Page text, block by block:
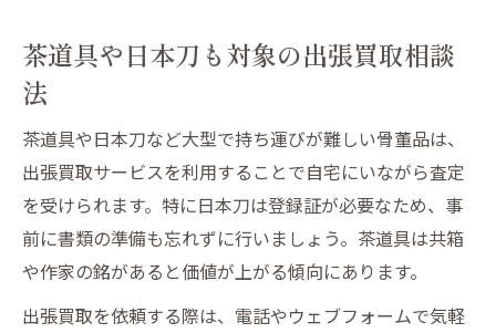
茶道具や日本刀も対象の出張買取相談
法
茶道具や日本刀など大型で持ち運びが難しい骨董品は、
出張買取サービスを利用することで自宅にいながら査定
を受けられます。特に日本刀は登録証が必要なため、事
前に書類の準備も忘れずに行いましょう。茶道具は共箱
や作家の銘があると価値が上がる傾向にあります。
出張買取を依頼する際は、電話やウェブフォームで気軽